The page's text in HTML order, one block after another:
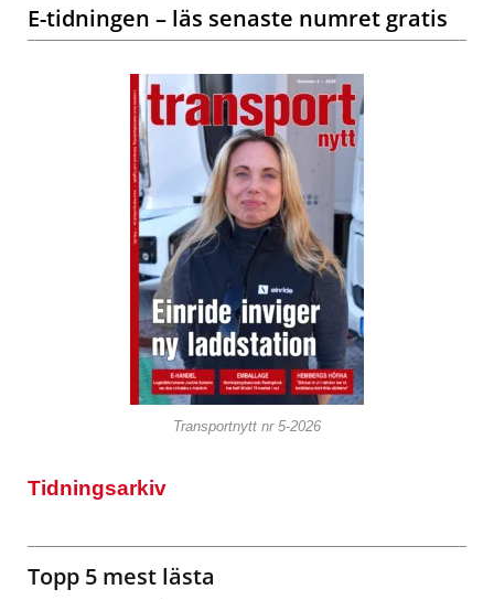
E-tidningen – läs senaste numret gratis
Transportnytt nr 5-2026
Tidningsarkiv
Topp 5 mest lästa